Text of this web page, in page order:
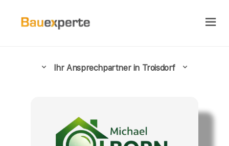
Ihr Ansprechpartner in Troisdorf